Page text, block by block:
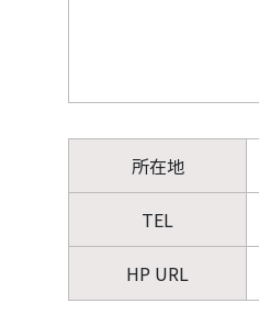
所在地
TEL
HP URL